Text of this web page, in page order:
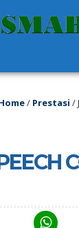
/ Prestasi /